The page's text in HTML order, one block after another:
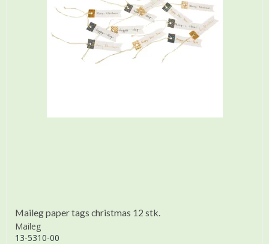
Maileg paper tags christmas 12 stk.
Maileg
13-5310-00